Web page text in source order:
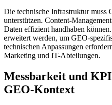
Die technische Infrastruktur muss
unterstützen. Content-
Daten effizient handhaben
erweitert werden, um GEO-
technischen Anpassungen
Marketing und IT-Abteilungen.
Messbarkeit und
GEO-Kontext